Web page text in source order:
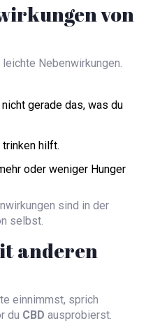
von
Nebenwirkungen.
gerade das, was du
hilft.
oder weniger Hunger
sind in der
selbst.
anderen
einnimmst, sprich
du CBD ausprobierst.